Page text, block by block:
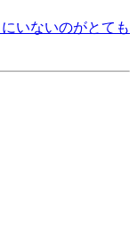
いないのがとても